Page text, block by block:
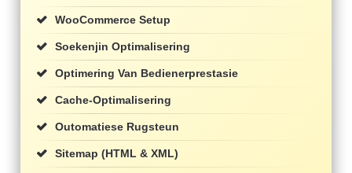
WooCommerce Setup
Soekenjin Optimalisering
Optimering Van Bedienerprestasie
Cache-Optimalisering
Outomatiese Rugsteun
Sitemap (HTML & XML)